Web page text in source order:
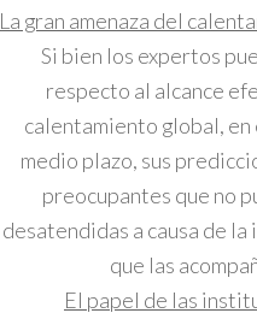
La gran amenaza del
Si bien los expertos
respecto al alcance
calentamiento global, en
medio plazo, sus
preocupantes que no
desatendidas a causa de
que las
El papel de las